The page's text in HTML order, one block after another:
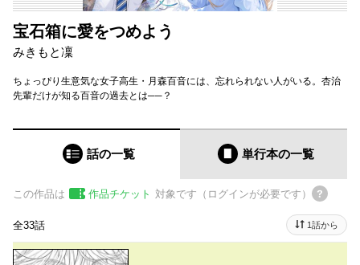
宝石箱に愛をつめよう
みきもと凜
ちょっぴり生意気な女子高生・月森百音には、忘れられない人がいる。杏治
先輩だけが知る百音の過去とは──？
話の一覧 単行本の一覧
この作品は 作品チケット 対象です（ログインが必要です）
全33話 1話から